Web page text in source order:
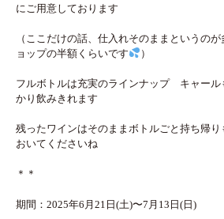
にご用意しております
（ここだけの話、仕入れそのままというの
ョップの半額くらいです
）
フルボトルは充実のラインナップ キャール
かり飲みきれます
残ったワインはそのままボトルごと持ち帰
おいてくださいね
＊＊
期間：2025年6月21日(土)〜7月13日(日)